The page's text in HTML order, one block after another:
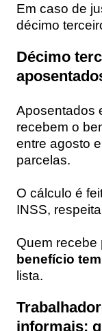
Em caso de
décimo
Décimo
Aposentados
recebem o
entre agosto
parcelas.
O cálculo é
INSS,
Quem recebe
benefício
lista.
informais: